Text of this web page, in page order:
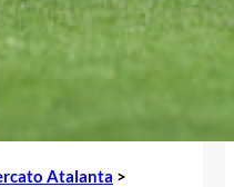
Atalanta >